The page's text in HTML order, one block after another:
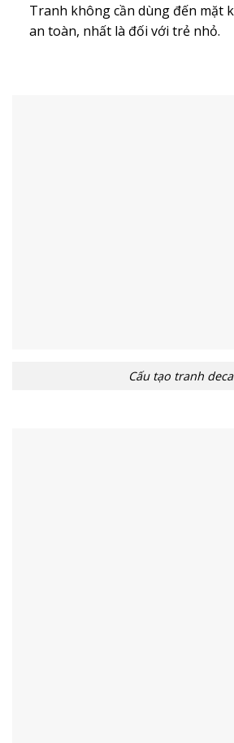
Tranh không cần dùng đến mặt
an toàn, nhất là đối với trẻ nhỏ.
Cấu tạo tranh